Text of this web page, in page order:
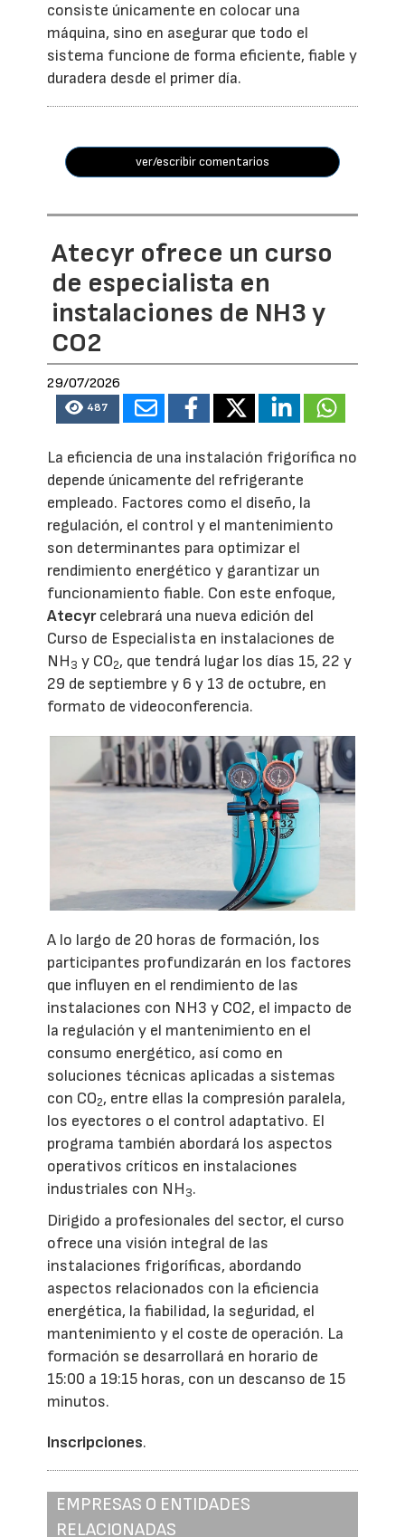
consiste únicamente en colocar una
máquina, sino en asegurar que todo el
sistema funcione de forma eficiente, fiable y
duradera desde el primer día.
ver/escribir comentarios
Atecyr ofrece un curso
de especialista en
instalaciones de NH3 y
CO2
29/07/2026
487
La eficiencia de una instalación frigorífica no
depende únicamente del refrigerante
empleado. Factores como el diseño, la
regulación, el control y el mantenimiento
son determinantes para optimizar el
rendimiento energético y garantizar un
funcionamiento fiable. Con este enfoque,
Atecyrcelebrará una nueva edición del
Curso de Especialista en instalaciones de
NH3 y CO2, que tendrá lugar los días 15, 22 y
29 de septiembre y 6 y 13 de octubre, en
formato de videoconferencia.
A lo largo de 20 horas de formación, los
participantes profundizarán en los factores
que influyen en el rendimiento de las
instalaciones con NH3 y CO2, el impacto de
la regulación y el mantenimiento en el
consumo energético, así como en
soluciones técnicas aplicadas a sistemas
con CO2, entre ellas la compresión paralela,
los eyectores o el control adaptativo. El
programa también abordará los aspectos
operativos críticos en instalaciones
industriales con NH3.
Dirigido a profesionales del sector, el curso
ofrece una visión integral de las
instalaciones frigoríficas, abordando
aspectos relacionados con la eficiencia
energética, la fiabilidad, la seguridad, el
mantenimiento y el coste de operación. La
formación se desarrollará en horario de
15:00 a 19:15 horas, con un descanso de 15
minutos.
Inscripciones.
EMPRESAS O ENTIDADES
RELACIONADAS